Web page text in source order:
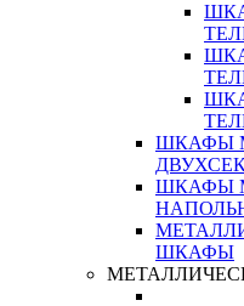
ШКАФЫ
ШКАФЫ
ШКАФЫ